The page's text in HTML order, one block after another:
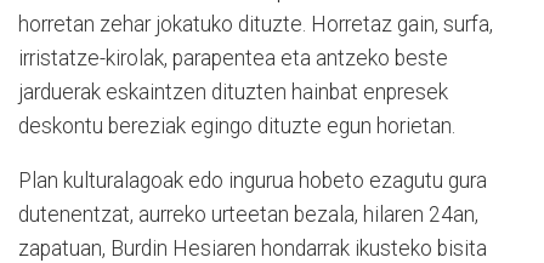
horretan zehar jokatuko dituzte. Horretaz gain, surfa,
irristatze-kirolak, parapentea eta antzeko beste
jarduerak eskaintzen dituzten hainbat enpresek
deskontu bereziak egingo dituzte egun horietan.
Plan kulturalagoak edo ingurua hobeto ezagutu gura
dutenentzat, aurreko urteetan bezala, hilaren 24an,
zapatuan, Burdin Hesiaren hondarrak ikusteko bisita